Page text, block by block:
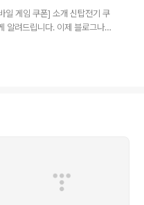
소개 신탑전기 쿠
다. 이제 블로그나